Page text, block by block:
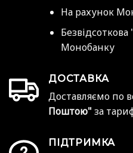
На рахунок
Монобанку
ДОСТАВКА
Доставляємо по
Поштою" за
ПІДТРИМКА